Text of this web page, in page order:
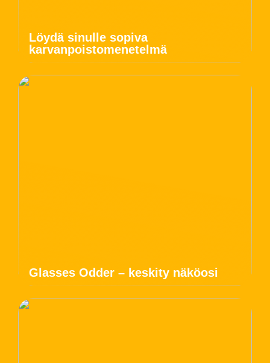
Löydä sinulle sopiva
karvanpoistomenetelmä
Glasses Odder – keskity näköosi